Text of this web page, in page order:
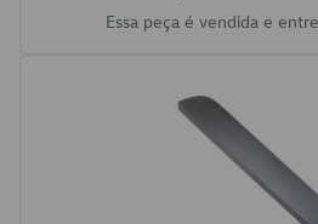
Essa peça é vendida e